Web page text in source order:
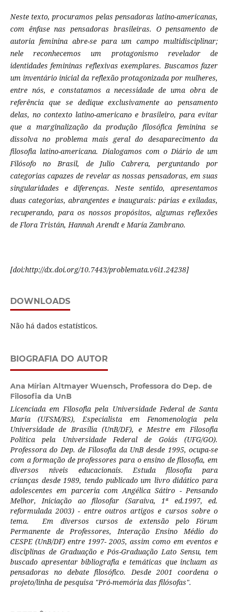
Neste texto, procuramos pelas pensadoras latino-americanas,
com ênfase nas pensadoras brasileiras. O pensamento de
autoria feminina abre-se para um campo multidisciplinar;
nele reconhecemos um protagonismo revelador de
identidades femininas reflexivas exemplares. Buscamos fazer
um inventário inicial da reflexão protagonizada por mulheres,
entre nós, e constatamos a necessidade de uma obra de
referência que se dedique exclusivamente ao pensamento
delas, no contexto latino-americano e brasileiro, para evitar
que a marginalização da produção filosófica feminina se
dissolva no problema mais geral do desaparecimento da
filosofia latino-americana. Dialogamos com o Diário de um
Filósofo no Brasil, de Julio Cabrera, perguntando por
categorias capazes de revelar as nossas pensadoras, em suas
singularidades e diferenças. Neste sentido, apresentamos
duas categorias, abrangentes e inaugurais: párias e exiladas,
recuperando, para os nossos propósitos, algumas reflexões
de Flora Tristán, Hannah Arendt e María Zambrano.
[doi:http://dx.doi.org/10.7443/problemata.v6i1.24238]
DOWNLOADS
Não há dados estatísticos.
BIOGRAFIA DO AUTOR
Ana Mírian Altmayer Wuensch, Professora do Dep. de
Filosofia da UnB
Licenciada em Filosofia pela Universidade Federal de Santa
Maria (UFSM/RS), Especialista em Fenomenologia pela
Universidade de Brasília (UnB/DF), e Mestre em Filosofia
Política pela Universidade Federal de Goiás (UFG/GO).
Professora do Dep. de Filosofia da UnB desde 1995, ocupa-se
com a formação de professores para o ensino de filosofia, em
diversos níveis educacionais. Estuda filosofia para
crianças desde 1989, tendo publicado um livro didático para
adolescentes em parceria com Angélica Sátiro - Pensando
Melhor, Iniciação ao filosofar (Saraiva, 1ª ed.1997, ed.
reformulada 2003) - entre outros artigos e cursos sobre o
tema. Em diversos cursos de extensão pelo Fórum
Permanente de Professores, Interação Ensino Médio do
CESPE (UnB/DF) entre 1997- 2005, assim como em eventos e
disciplinas de Graduação e Pós-Graduação Lato Sensu, tem
buscado apresentar bibliografia e temáticas que incluam as
pensadoras no debate filosófico. Desde 2001 coordena o
projeto/linha de pesquisa "Pró-memória das filósofas".